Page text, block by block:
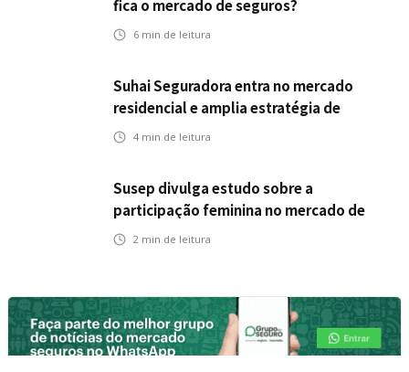
fica o mercado de seguros?
6 min de leitura
Suhai Seguradora entra no mercado
residencial e amplia estratégia de
crescimento com primeiro produto fora
4 min de leitura
Susep divulga estudo sobre a
participação feminina no mercado de
seguros
2 min de leitura